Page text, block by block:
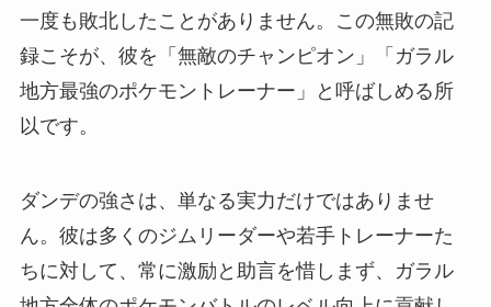
一度も敗北したことがありません。この無敗の記
録こそが、彼を「無敵のチャンピオン」「ガラル
地方最強のポケモントレーナー」と呼ばしめる所
以です。
ダンデの強さは、単なる実力だけではありませ
ん。彼は多くのジムリーダーや若手トレーナーた
ちに対して、常に激励と助言を惜しまず、ガラル